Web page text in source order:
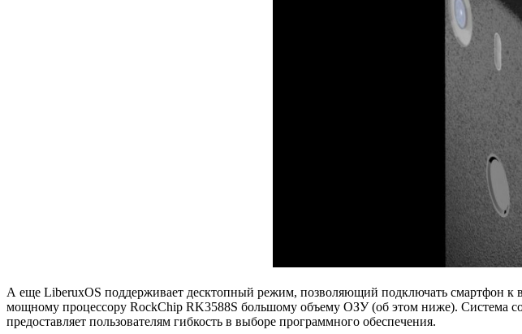
А еще LiberuxOS поддерживает десктопный режим, позволяющий подключать смартфон
мощному процессору RockChip RK3588S большому объему ОЗУ (об этом ниже). Система
предоставляет пользователям гибкость в выборе программного обеспечения.